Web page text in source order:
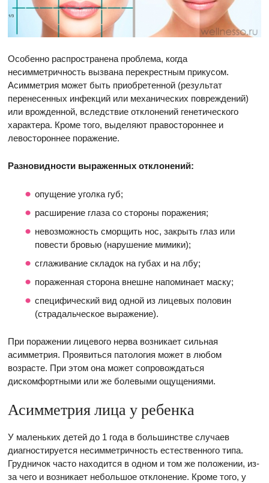
Особенно распространена проблема, когда
несимметричность вызвана перекрестным прикусом.
Асимметрия может быть приобретенной (результат
перенесенных инфекций или механических повреждений)
или врожденной, вследствие отклонений генетического
характера. Кроме того, выделяют правостороннее и
левостороннее поражение.
Разновидности выраженных отклонений:
опущение уголка губ;
расширение глаза со стороны поражения;
невозможность сморщить нос, закрыть глаз или
повести бровью (нарушение мимики);
сглаживание складок на губах и на лбу;
пораженная сторона внешне напоминает маску;
специфический вид одной из лицевых половин
(страдальческое выражение).
При поражении лицевого нерва возникает сильная
асимметрия. Проявиться патология может в любом
возрасте. При этом она может сопровождаться
дискомфортными или же болевыми ощущениями.
Асимметрия лица у ребенка
У маленьких детей до 1 года в большинстве случаев
диагностируется несимметричность естественного типа.
Грудничок часто находится в одном и том же положении, из-
за чего и возникает небольшое отклонение. Кроме того, у